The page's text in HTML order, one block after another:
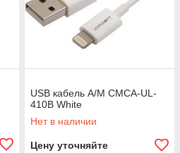
USB кабель A/M CMCA-UL-
410B White
Нет в наличии
Цену уточняйте